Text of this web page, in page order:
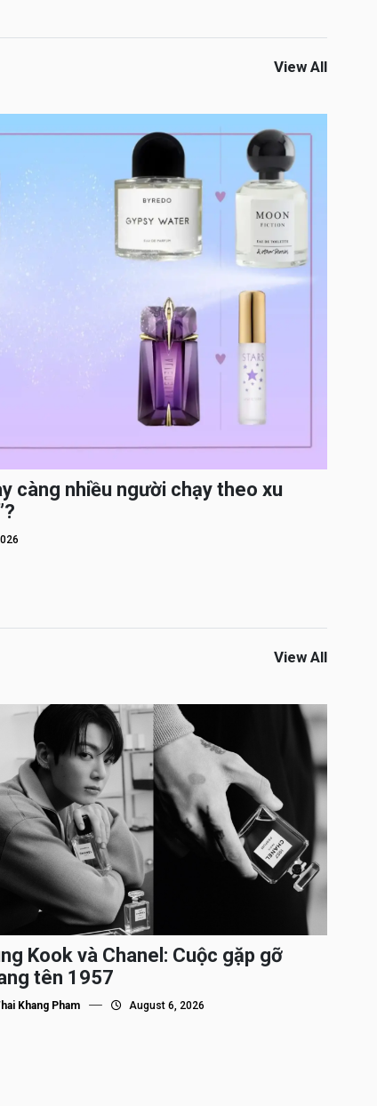
View All
càng nhiều người chạy theo xu
View All
Kook và Chanel: Cuộc gặp gỡ
tên 1957
Khang Pham August 6, 2026